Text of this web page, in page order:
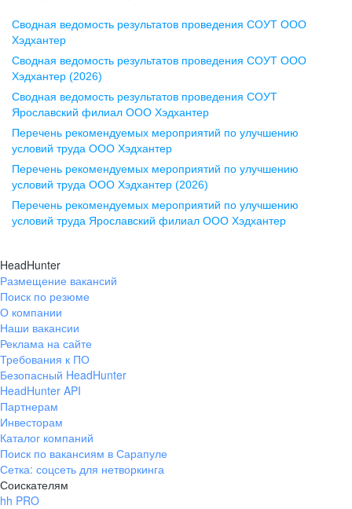
Воронеж
ул. Комиссаржевской, д. 10,
офис 1212
+7 473 280-05-05
pr@vrn.hh.ru
ул. Спартаковская, д. 2А, этаж 3,
помещение 15
+7 843 212-12-50
Екатеринбург
ул. Боевых Дружин, стр. 20,
+7 343 226-79-99
pr@ural.hh.ru
ул. Янковского, д. 169, 7 этаж,
706 каб.
+7 861 205-55-57
pr@krd.hh.ru
Сводная ведомость результатов проведения СОУТ ООО
Хэдхантер
Сводная ведомость результатов проведения СОУТ ООО
Хэдхантер (2026)
Сводная ведомость результатов проведения СОУТ
Ярославский филиал ООО Хэдхантер
Перечень рекомендуемых мероприятий по улучшению
условий труда ООО Хэдхантер
Перечень рекомендуемых мероприятий по улучшению
условий труда ООО Хэдхантер (2026)
Перечень рекомендуемых мероприятий по улучшению
условий труда Ярославский филиал ООО Хэдхантер
HeadHunter
Размещение вакансий
Поиск по резюме
О компании
Наши вакансии
Реклама на сайте
Требования к ПО
Безопасный HeadHunter
HeadHunter API
Партнерам
Инвесторам
Каталог компаний
Поиск по вакансиям в Сарапуле
Сетка: соцсеть для нетворкинга
Соискателям
hh PRO